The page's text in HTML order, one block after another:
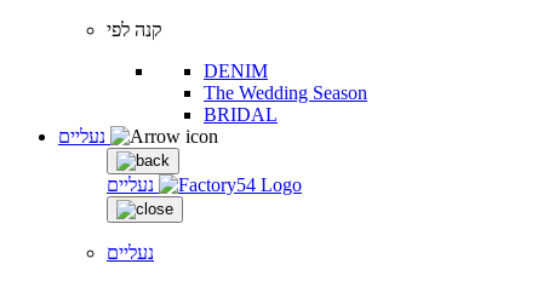
קנה לפי
DENIM
The Wedding Season
BRIDAL
נעליים
נעליים